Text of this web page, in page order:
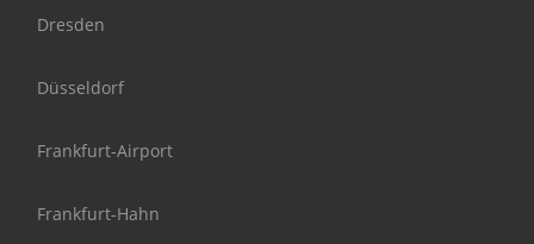
Dresden
Düsseldorf
Frankfurt-Airport
Frankfurt-Hahn